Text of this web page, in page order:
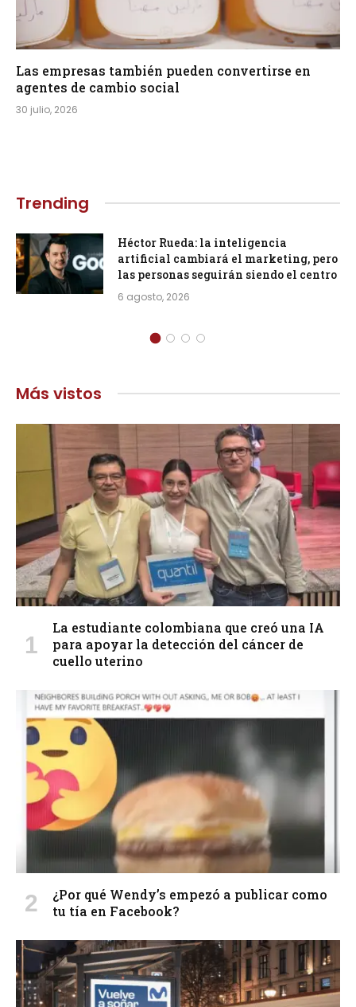
Las empresas también pueden convertirse en
agentes de cambio social
30 julio, 2026
Trending
Héctor Rueda: la inteligencia
artificial cambiará el marketing, pero
las personas seguirán siendo el centro
6 agosto, 2026
Más vistos
La estudiante colombiana que creó una IA
para apoyar la detección del cáncer de
cuello uterino
¿Por qué Wendy’s empezó a publicar como
tu tía en Facebook?